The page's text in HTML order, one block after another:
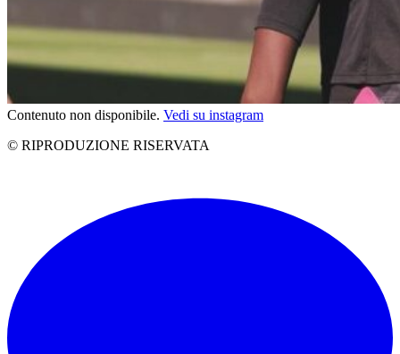
Contenuto non disponibile. Vedi su instagram
© RIPRODUZIONE RISERVATA